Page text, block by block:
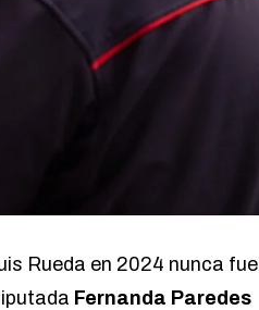
Rueda en 2024 nunca fue
Fernanda Paredes